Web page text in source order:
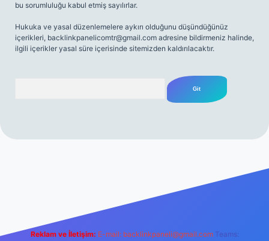
bu sorumluluğu kabul etmiş sayılırlar.
Hukuka ve yasal düzenlemelere aykırı olduğunu düşündüğünüz
içerikleri, backlinkpanelicomtr@gmail.com adresine bildirmeniz halinde,
ilgili içerikler yasal süre içerisinde sitemizden kaldırılacaktır.
Reklam ve İletişim: E-mail: backlinkpaneli@gmail.com Teams: